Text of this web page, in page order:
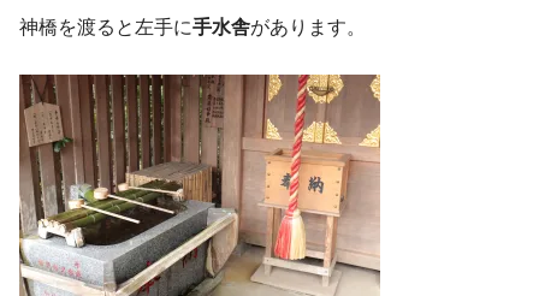
神橋を渡ると左手に手水舎があります。